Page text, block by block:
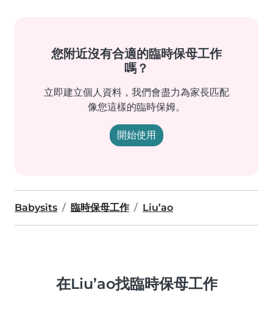
您附近沒有合適的臨時保母工作
嗎？
立即建立個人資料，我們會盡力為家長匹配
像您這樣的臨時保姆。
開始使用
Babysits 臨時保母工作 Liu’ao
在Liu’ao找臨時保母工作